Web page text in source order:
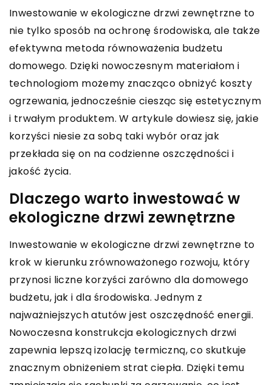
Inwestowanie w ekologiczne drzwi zewnętrzne to
nie tylko sposób na ochronę środowiska, ale także
efektywna metoda równoważenia budżetu
domowego. Dzięki nowoczesnym materiałom i
technologiom możemy znacząco obniżyć koszty
ogrzewania, jednocześnie ciesząc się estetycznym
i trwałym produktem. W artykule dowiesz się, jakie
korzyści niesie za sobą taki wybór oraz jak
przekłada się on na codzienne oszczędności i
jakość życia.
Dlaczego warto inwestować w
ekologiczne drzwi zewnętrzne
Inwestowanie w ekologiczne drzwi zewnętrzne to
krok w kierunku zrównoważonego rozwoju, który
przynosi liczne korzyści zarówno dla domowego
budżetu, jak i dla środowiska. Jednym z
najważniejszych atutów jest oszczędność energii.
Nowoczesna konstrukcja ekologicznych drzwi
zapewnia lepszą izolację termiczną, co skutkuje
znacznym obniżeniem strat ciepła. Dzięki temu